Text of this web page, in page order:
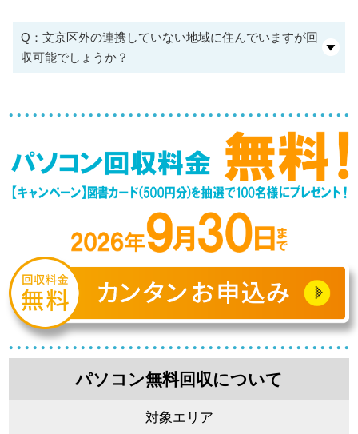
Q：文京区外の連携していない地域に住んでいますが回
収可能でしょうか？
パソコン無料回収について
対象エリア